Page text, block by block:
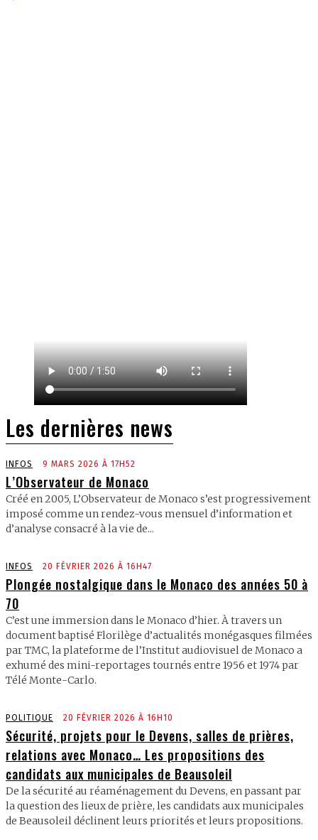
Les dernières news
INFOS 9 MARS 2026 À 17H52
L’Observateur de Monaco
Créé en 2005, L’Observateur de Monaco s’est progressivement
imposé comme un rendez-vous mensuel d’information et
d’analyse consacré à la vie de...
INFOS 20 FÉVRIER 2026 À 16H47
Plongée nostalgique dans le Monaco des années 50 à
70
C’est une immersion dans le Monaco d’hier. À travers un
document baptisé Florilège d’actualités monégasques filmées
par TMC, la plateforme de l’Institut audiovisuel de Monaco a
exhumé des mini-reportages tournés entre 1956 et 1974 par
Télé Monte-Carlo.
POLITIQUE 20 FÉVRIER 2026 À 16H10
Sécurité, projets pour le Devens, salles de prières,
relations avec Monaco… Les propositions des
candidats aux municipales de Beausoleil
De la sécurité au réaménagement du Devens, en passant par
la question des lieux de prière, les candidats aux municipales
de Beausoleil déclinent leurs priorités et leurs propositions.